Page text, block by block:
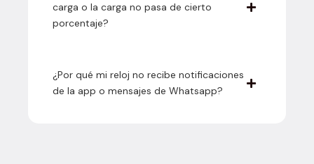
carga o la carga no pasa de cierto
porcentaje?
¿Por qué mi reloj no recibe notificaciones
de la app o mensajes de Whatsapp?